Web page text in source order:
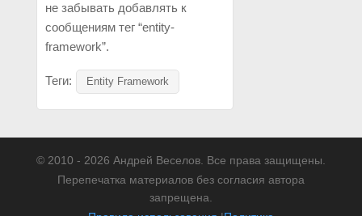
не забывать добавлять к
сообщениям тег “entity-
framework”.
Теги: Entity Framework
© 2010 - 2026 Андрей Веселов. Все права защищены.
Перепечатка материалов без согласия автора
запрещена.